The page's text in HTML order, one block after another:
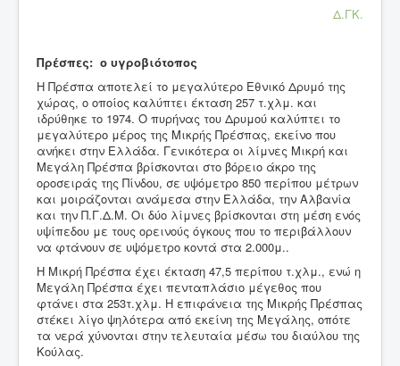
Δ.ΓΚ.
Πρέσπες: ο υγροβιότοπος
Η Πρέσπα αποτελεί το μεγαλύτερο Εθνικό Δρυμό της
χώρας, ο οποίος καλύπτει έκταση 257 τ.χλμ. και
ιδρύθηκε το 1974. Ο πυρήνας του Δρυμού καλύπτει το
μεγαλύτερο μέρος της Μικρής Πρέσπας, εκείνο που
ανήκει στην Ελλάδα. Γενικότερα οι λίμνες Μικρή και
Μεγάλη Πρέσπα βρίσκονται στο βόρειο άκρο της
οροσειράς της Πίνδου, σε υψόμετρο 850 περίπου μέτρων
και μοιράζονται ανάμεσα στην Ελλάδα, την Αλβανία
και την Π.Γ.Δ.Μ. Οι δύο λίμνες βρίσκονται στη μέση ενός
υψίπεδου με τους ορεινούς όγκους που το περιβάλλουν
να φτάνουν σε υψόμετρο κοντά στα 2.000μ..
Η Μικρή Πρέσπα έχει έκταση 47,5 περίπου τ.χλμ., ενώ η
Μεγάλη Πρέσπα έχει πενταπλάσιο μέγεθος που
φτάνει στα 253τ.χλμ. Η επιφάνεια της Μικρής Πρέσπας
στέκει λίγο ψηλότερα από εκείνη της Μεγάλης, οπότε
τα νερά χύνονται στην τελευταία μέσω του διαύλου της
Κούλας.